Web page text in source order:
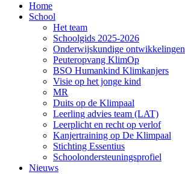
Home
School
Het team
Schoolgids 2025-2026
Onderwijskundige ontwikkelingen
Peuteropvang KlimOp
BSO Humankind Klimkanjers
Visie op het jonge kind
MR
Duits op de Klimpaal
Leerling advies team (LAT)
Leerplicht en recht op verlof
Kanjertraining op De Klimpaal
Stichting Essentius
Schoolondersteuningsprofiel
Nieuws